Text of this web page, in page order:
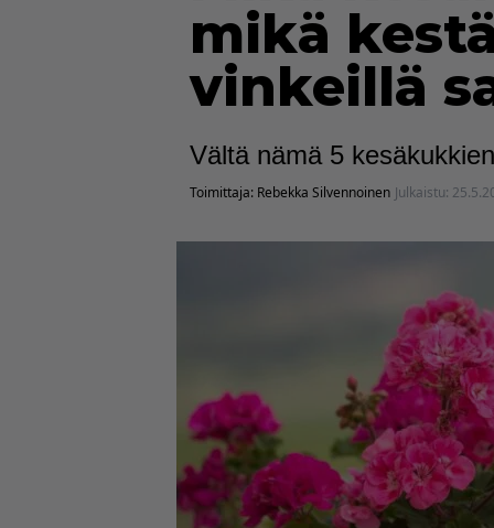
mikä
vinkeillä
Vältä nämä 5
Toimittaja: Rebekka Silvennoinen Julkaistu: